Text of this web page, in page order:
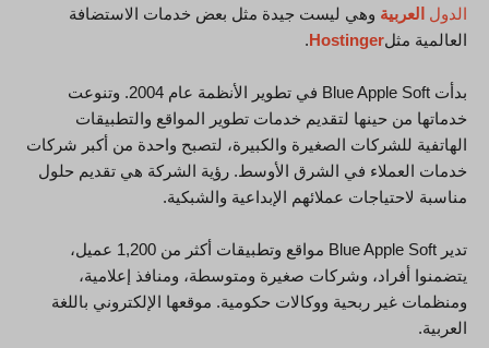
الدول العربية وهي ليست جيدة مثل بعض خدمات الاستضافة
العالمية مثلHostinger
.
بدأت Blue Apple Soft في تطوير الأنظمة عام 2004. وتنوعت
خدماتها من حينها لتقديم خدمات تطوير المواقع والتطبيقات
الهاتفية للشركات الصغيرة والكبيرة، لتصبح واحدة من أكبر شركات
خدمات العملاء في الشرق الأوسط. رؤية الشركة هي تقديم حلول
مناسبة لاحتياجات عملائهم الإبداعية والشبكية.
تدير Blue Apple Soft مواقع وتطبيقات أكثر من 1,200 عميل،
يتضمنوا أفراد، وشركات صغيرة ومتوسطة، ومنافذ إعلامية،
ومنظمات غير ربحية ووكالات حكومية. موقعها الإلكتروني باللغة
العربية.